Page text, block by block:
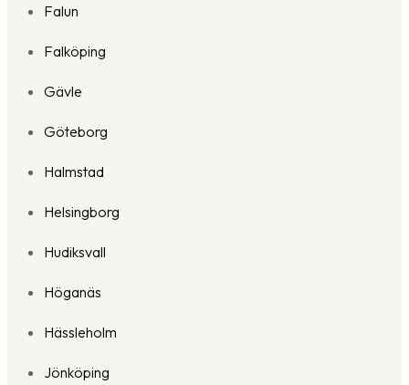
Falun
Falköping
Gävle
Göteborg
Halmstad
Helsingborg
Hudiksvall
Höganäs
Hässleholm
Jönköping